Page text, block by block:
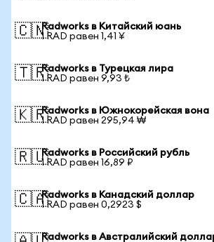
🇨🇳Radworks в Китайский юань
1 RAD равен 1,41 ¥
🇹🇷Radworks в Турецкая лира
1 RAD равен 9,93 ₺
🇰🇷Radworks в Южнокорейская вона
1 RAD равен 295,94 ₩
🇷🇺Radworks в Российский рубль
1 RAD равен 16,89 ₽
🇨🇦Radworks в Канадский доллар
1 RAD равен 0,2923 $
Radworks в Австралийский